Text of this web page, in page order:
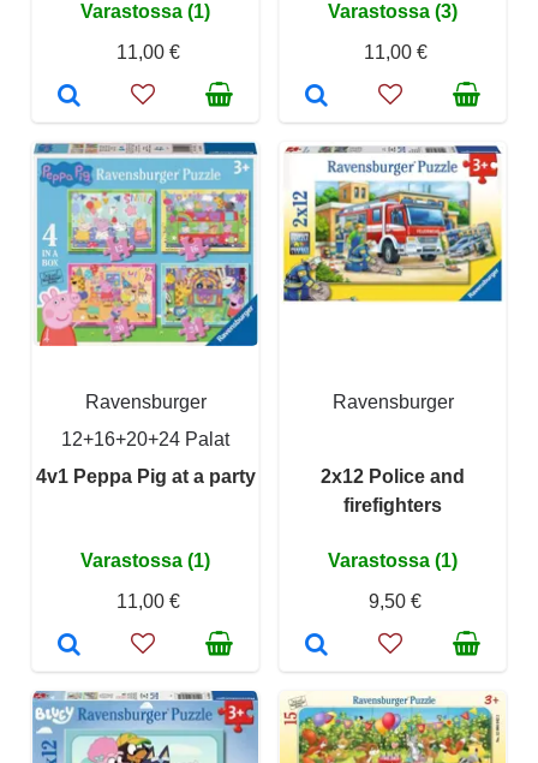
Varastossa (1)
11,00 €
Varastossa (3)
11,00 €
Ravensburger
12+16+20+24 Palat
4v1 Peppa Pig at a party
Varastossa (1)
11,00 €
Ravensburger
2x12 Police and
firefighters
Varastossa (1)
9,50 €